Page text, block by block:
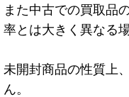
また中古での買取品
率とは大きく異なる
未開封商品の性質上
ん。